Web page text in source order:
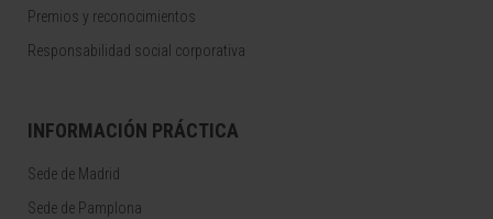
Premios y reconocimientos
Responsabilidad social corporativa
INFORMACIÓN PRÁCTICA
Sede de Madrid
Sede de Pamplona